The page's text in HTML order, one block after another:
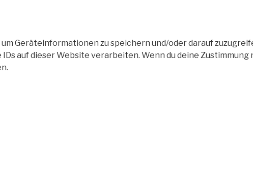
Geräteinformationen zu speichern und/oder darauf
auf dieser Website verarbeiten. Wenn du deine